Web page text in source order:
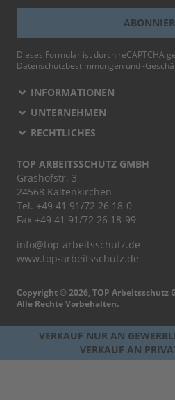
Dieses Formular ist durch reCAPTCHA
Datenschutzbestimmungen und -
INFORMATIONEN
UNTERNEHMEN
RECHTLICHES
TOP ARBEITSSCHUTZ GMBH
Grashofstr. 3
24568 Kaltenkirchen
Tel. +49 41 91/72 26 18-0
Fax +49 41 91/72 26 18-99
info@top-arbeitsschutz.de
www.top-arbeitsschutz.de
Copyright © 2026, TOP Arbeitsschutz
Alle Rechte Vorbehalten.
VERKAUF NUR AN
VERKAUF AN